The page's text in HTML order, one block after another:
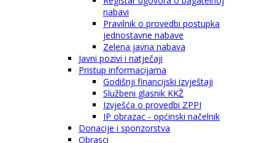
nabavi
Pravilnik o provedbi postupka
jednostavne nabave
Zelena javna nabava
Javni pozivi i natječaji
Pristup informacijama
Godišnji financijski izvještaji
Službeni glasnik KKŽ
Izvješća o provedbi ZPPI
IP obrazac - općinski načelnik
Donacije i sponzorstva
Obrasci